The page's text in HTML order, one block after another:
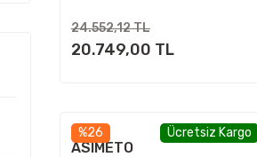
24.552,12 TL
20.749,00 TL
%26 Ücretsiz Kargo
ASIMETO